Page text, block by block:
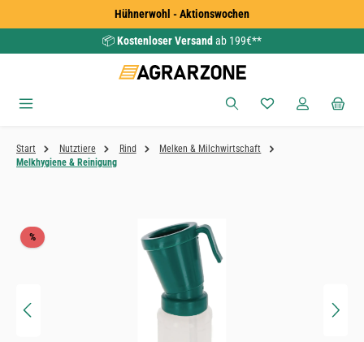
Zum Hauptinhalt springenHühnerwohl - Aktionswochen
📦Kostenloser Versand ab 199€**
Du hast 0
Start Nutztiere Rind
Melken & Milchwirtschaft
Melkhygiene & Reinigung
Bildergalerie überspringen
%Rabatt